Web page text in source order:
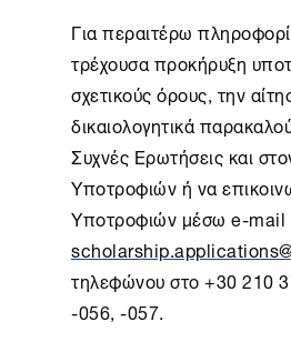
Για περαιτέρω
τρέχουσα προκήρυξη
σχετικούς όρους, την
δικαιολογητικά
Συχνές Ερωτήσεις και
Υποτροφιών ή να
Υποτροφιών μέσω e-mail
τηλεφώνου στο +30 210
-056, -057.